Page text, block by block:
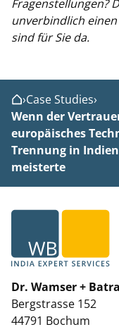
Fragenstellungen?
unverbindlich einen
sind für Sie da.
Home
›Case Studies›
Wenn der
europäisches
Trennung in
meisterte
Dr. Wamser +
Bergstrasse 152
44791 Bochum